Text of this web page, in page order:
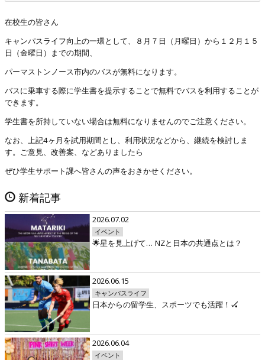
在校生の皆さん
キャンパスライフ向上の一環として、８月７日（月曜日）から１２月１５
日（金曜日）までの期間、
パーマストンノース市内のバスが無料になります。
バスに乗車する際に学生書を提示することで無料でバスを利用することが
できます。
学生書を所持していない場合は無料になりませんのでご注意ください。
なお、上記4ヶ月を試用期間とし、利用状況などから、継続を検討しま
す。ご意見、改善案、などありましたら
ぜひ学生サポート課へ皆さんの声をおきかせください。
新着記事
2026.07.02
イベント
🌟星を見上げて… NZと日本の共通点とは？
2026.06.15
キャンパスライフ
日本からの留学生、スポーツでも活躍！🏑
2026.06.04
イベント